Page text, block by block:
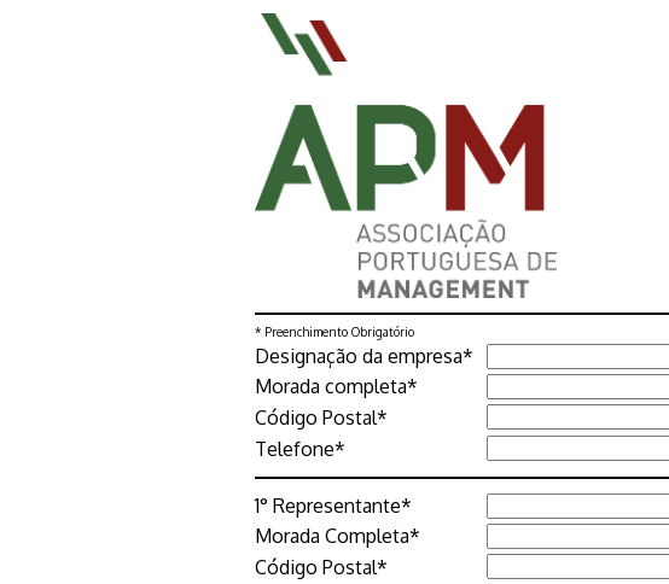
* Preenchimento Obrigatório
Designação da empresa*
Morada completa*
Código Postal*
Telefone*
1° Representante*
Morada Completa*
Código Postal*